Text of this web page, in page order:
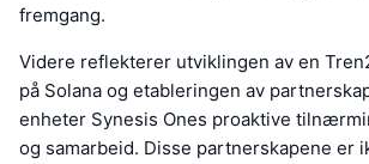
fremgang.
Videre reflekterer utviklingen av en
på Solana og etableringen av
enheter Synesis Ones proaktive
og samarbeid. Disse partnerskapene er